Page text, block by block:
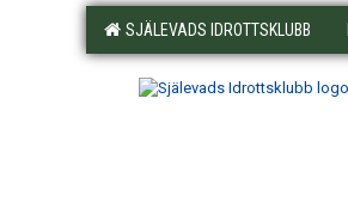
SJÄLEVADS IDROTTSKLUBB